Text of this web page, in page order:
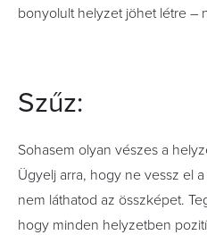
bonyolult helyzet jöhet létre –
Szűz:
Sohasem olyan vészes a
Ügyelj arra, hogy ne vessz el
nem láthatod az összképet.
hogy minden helyzetben